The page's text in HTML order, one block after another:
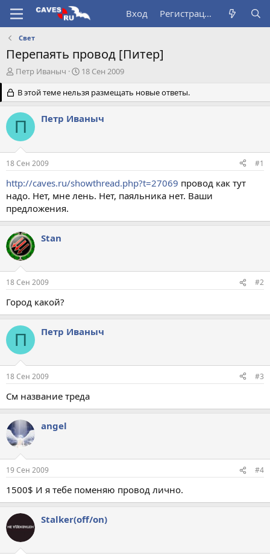
Вход Регистрация
Свет
Перепаять провод [Питер]
А
т
о
р
т
е
м
Петр Иваныч
Д
т
а
а
а
18 Сен 2009
В этой теме нельзя размещать новые ответы.
П Петр Иваныч
18 Сен 2009 #1
http://caves.ru/showthread.php?t=27069 провод как тут
надо. Нет, мне лень. Нет, паяльника нет. Ваши
предложения.
Stan
18 Сен 2009 #2
Город какой?
П Петр Иваныч
18 Сен 2009 #3
См название треда
angel
19 Сен 2009 #4
1500$ И я тебе поменяю провод лично.
Stalker(off/on)